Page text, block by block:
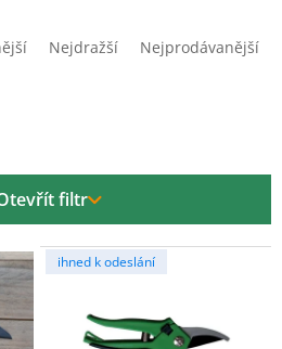
Nejdražší Nejprodávanější
filtr
ihned k odeslání